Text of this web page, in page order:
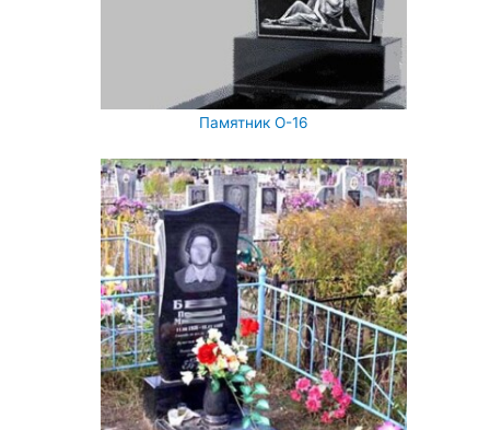
Памятник О-16